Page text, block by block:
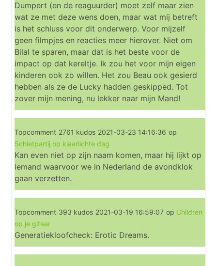
Dumpert (en de reaguurder) moet zelf maar zien
wat ze met deze wens doen, maar wat mij betreft
is het schluss voor dit onderwerp. Voor mijzelf
geen filmpjes en reacties meer hierover. Niet om
Bilal te sparen, maar dat is het beste voor de
impact op dat kereltje. Ik zou het voor mijn eigen
kinderen ook zo willen. Het zou Beau ook gesierd
hebben als ze de Lucky hadden geskipped. Tot
zover mijn mening, nu lekker naar mijn Mand!
Topcomment 2761 kudos 2021-03-23 14:16:36 op
Schietpartij op klaarlichte dag
Kan even niet op zijn naam komen, maar hij lijkt op
iemand waarvoor we in Nederland de avondklok
gaan verzetten.
Topcomment 393 kudos 2021-03-19 16:59:07 op Children
op je gitaar
Generatiekloofcheck: Erotic Dreams.